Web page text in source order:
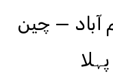
آباد — چین